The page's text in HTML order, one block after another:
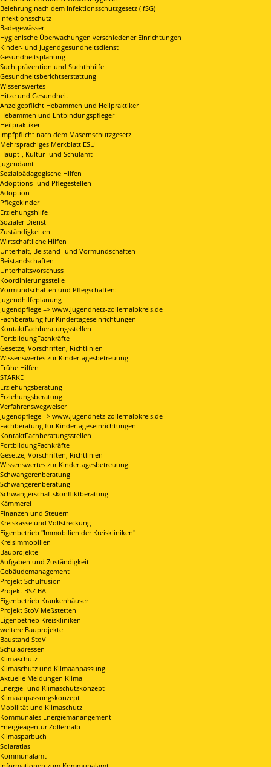
Belehrung nach dem Infektionsschutzgesetz (IfSG)
Infektionsschutz
Badegewässer
Hygienische Überwachungen verschiedener Einrichtungen
Kinder- und Jugendgesundheitsdienst
Gesundheitsplanung
Suchtprävention und Suchthhilfe
Gesundheitsberichtserstattung
Wissenswertes
Hitze und Gesundheit
Anzeigepflicht Hebammen und Heilpraktiker
Hebammen und Entbindungspfleger
Heilpraktiker
Impfpflicht nach dem Masernschutzgesetz
Mehrsprachiges Merkblatt ESU
Haupt-, Kultur- und Schulamt
Jugendamt
Sozialpädagogische Hilfen
Adoptions- und Pflegestellen
Adoption
Pflegekinder
Erziehungshilfe
Sozialer Dienst
Zuständigkeiten
Wirtschaftliche Hilfen
Unterhalt, Beistand- und Vormundschaften
Beistandschaften
Unterhaltsvorschuss
Koordinierungsstelle
Vormundschaften und Pflegschaften:
Jugendhilfeplanung
Jugendpflege => www.jugendnetz-zollernalbkreis.de
Fachberatung für Kindertageseinrichtungen
KontaktFachberatungsstellen
FortbildungFachkräfte
Gesetze, Vorschriften, Richtlinien
Wissenswertes zur Kindertagesbetreuung
Frühe Hilfen
STÄRKE
Erziehungsberatung
Erziehungsberatung
Verfahrenswegweiser
Jugendpflege => www.jugendnetz-zollernalbkreis.de
Fachberatung für Kindertageseinrichtungen
KontaktFachberatungsstellen
FortbildungFachkräfte
Gesetze, Vorschriften, Richtlinien
Wissenswertes zur Kindertagesbetreuung
Schwangerenberatung
Schwangerenberatung
Schwangerschaftskonfliktberatung
Kämmerei
Finanzen und Steuern
Kreiskasse und Vollstreckung
Eigenbetrieb "Immobilien der Kreiskliniken"
Kreisimmobilien
Bauprojekte
Aufgaben und Zuständigkeit
Gebäudemanagement
Projekt Schulfusion
Projekt BSZ BAL
Eigenbetrieb Krankenhäuser
Projekt StoV Meßstetten
Eigenbetrieb Kreiskliniken
weitere Bauprojekte
Baustand StoV
Schuladressen
Klimaschutz
Klimaschutz und Klimaanpassung
Aktuelle Meldungen Klima
Energie- und Klimaschutzkonzept
Klimaanpassungskonzept
Mobilität und Klimaschutz
Kommunales Energiemanangement
Energieagentur Zollernalb
Klimasparbuch
Solaratlas
Kommunalamt